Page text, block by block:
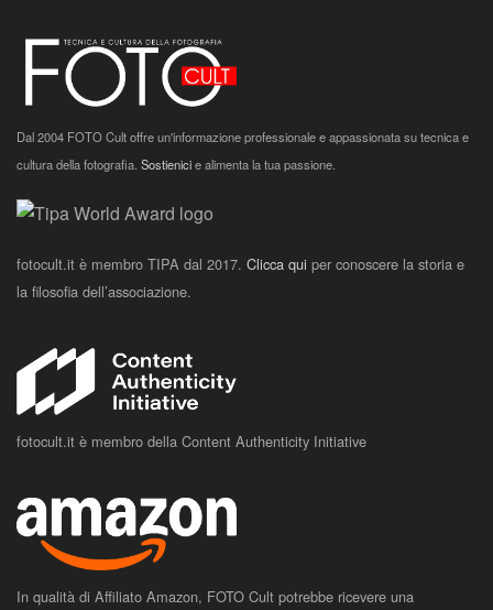
Dal 2004 FOTO Cult offre un'informazione professionale e appassionata su tecnica e
cultura della fotografia. Sostienicie alimenta la tua passione.
fotocult.it è membro TIPA dal 2017. Clicca qui per conoscere la storia e
la filosofia dell’associazione.
fotocult.it è membro della Content Authenticity Initiative
In qualità di Affiliato Amazon, FOTO Cult potrebbe ricevere una